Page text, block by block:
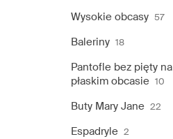
Wysokie obcasy 57
Baleriny 18
Pantofle bez pięty na
płaskim obcasie 10
Buty Mary Jane 22
Espadryle 2